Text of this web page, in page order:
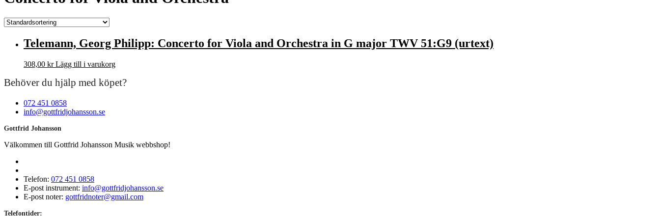
Telemann, Georg Philipp: Concerto for Viola and Orchestra in G major TWV 51:G9 (urtext)
308,00 kr Lägg till i varukorg
Behöver du hjälp med köpet?
072 451 0858
info@gottfridjohansson.se
Gottfrid Johansson
Välkommen till Gottfrid Johansson Musik webbshop!
Telefon: 072 451 0858
E-post instrument: info@gottfridjohansson.se
E-post noter: gottfridnoter@gmail.com
Telefontider: